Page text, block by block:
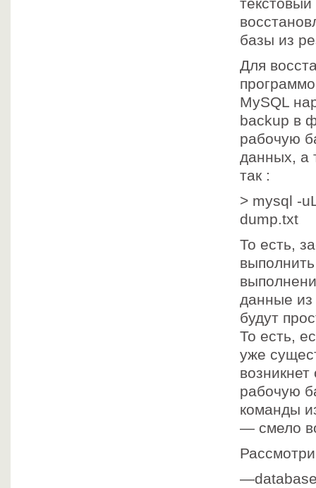
базы из
Для
MySQL
backup в
рабочую
данных, а
так :
> mysql -
dump.txt
То есть,
данные из
будут
То есть,
уже
рабочую
команды
— смело